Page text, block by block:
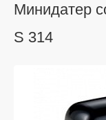
Минидатер
S 314